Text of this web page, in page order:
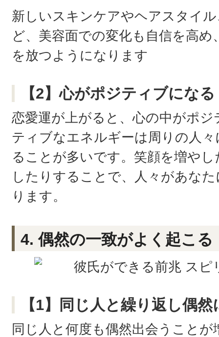
新しいスキンケアやヘアスタイ
ど、美容面での変化も自信を高
を放つようになります
【2】心がポジティブになる
恋愛運が上がると、心の中がポ
ティブなエネルギーは周りの人
ることが多いです。笑顔を増や
したりすることで、人々があな
ります。
4. 偶然の一致がよく起こる
【1】同じ人と繰り返し偶然
同じ人と何度も偶然出会うこと